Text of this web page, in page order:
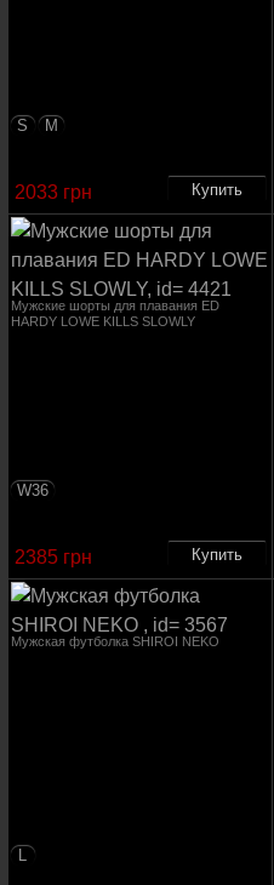
S M
2033 грн
Мужские шорты для плавания ED
HARDY LOWE KILLS SLOWLY
W36
2385 грн
Мужская футболка SHIROI NEKO
L